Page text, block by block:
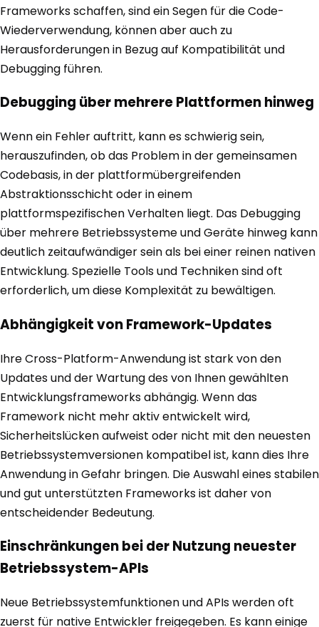
Frameworks schaffen, sind ein Segen für die Code-
Wiederverwendung, können aber auch zu
Herausforderungen in Bezug auf Kompatibilität und
Debugging führen.
Debugging über mehrere Plattformen hinweg
Wenn ein Fehler auftritt, kann es schwierig sein,
herauszufinden, ob das Problem in der gemeinsamen
Codebasis, in der plattformübergreifenden
Abstraktionsschicht oder in einem
plattformspezifischen Verhalten liegt. Das Debugging
über mehrere Betriebssysteme und Geräte hinweg kann
deutlich zeitaufwändiger sein als bei einer reinen nativen
Entwicklung. Spezielle Tools und Techniken sind oft
erforderlich, um diese Komplexität zu bewältigen.
Abhängigkeit von Framework-Updates
Ihre Cross-Platform-Anwendung ist stark von den
Updates und der Wartung des von Ihnen gewählten
Entwicklungsframeworks abhängig. Wenn das
Framework nicht mehr aktiv entwickelt wird,
Sicherheitslücken aufweist oder nicht mit den neuesten
Betriebssystemversionen kompatibel ist, kann dies Ihre
Anwendung in Gefahr bringen. Die Auswahl eines stabilen
und gut unterstützten Frameworks ist daher von
entscheidender Bedeutung.
Einschränkungen bei der Nutzung neuester
Betriebssystem-APIs
Neue Betriebssystemfunktionen und APIs werden oft
zuerst für native Entwickler freigegeben. Es kann einige